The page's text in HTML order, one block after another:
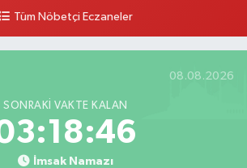
Tüm Nöbetçi Eczaneler
08.08.2026
SONRAKI VAKTE KALAN
İmsak Namazı